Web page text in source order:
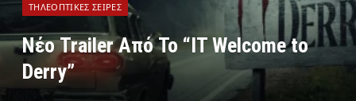
ΤΗΛΕΟΠΤΙΚΈΣ ΣΕΙΡΈΣ
Νέο Trailer Από Το “IT Welcome to
Derry”